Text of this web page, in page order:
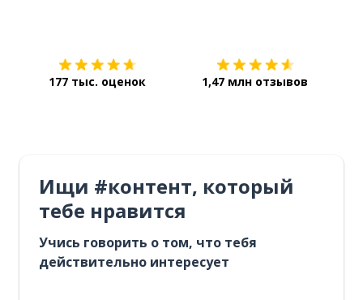
177 тыс. оценок 1,47 млн отзывов
Ищи #контент, который
тебе нравится
Учись говорить о том, что тебя
действительно интересует